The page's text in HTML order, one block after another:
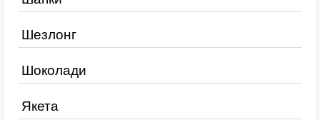
Шезлонг
Шоколади
Якета